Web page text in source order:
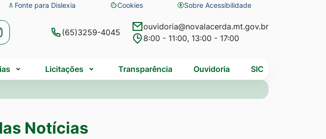
Fonte para Dislexia Cookies
Abrir
preferências
de
Sobre Acessibilidade
(65)3259-4045
ouvidoria@novalacerda.mt.gov.br
8:00 - 11:00, 13:00 - 17:00
Licitações Transparência Ouvidoria SIC
Notícias